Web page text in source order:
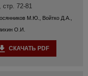
стр. 72-81
М.Ю., Войтко Д.А.,
О.И.
СКАЧАТЬ PDF